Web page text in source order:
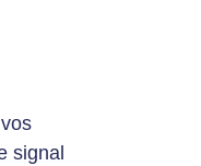
signal